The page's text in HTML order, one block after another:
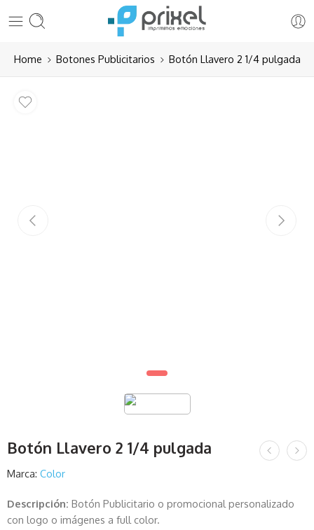
Home Botones Publicitarios Botón Llavero 2 1/4 pulgada
Botón Llavero 2 1/4 pulgada
Marca: Color
Descripción: Botón Publicitario o promocional personalizado
con logo o imágenes a full color.